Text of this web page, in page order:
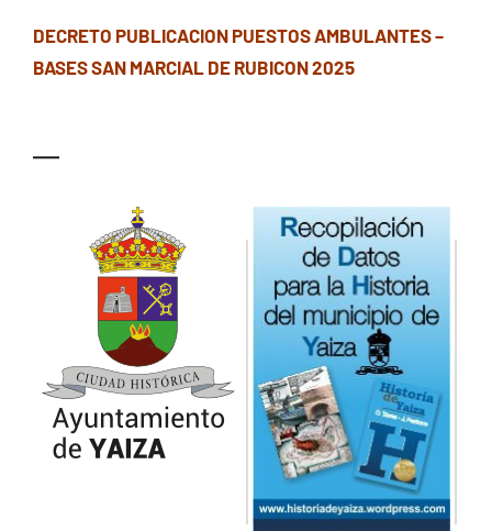
DECRETO PUBLICACION PUESTOS AMBULANTES –
BASES SAN MARCIAL DE RUBICON 2025
—